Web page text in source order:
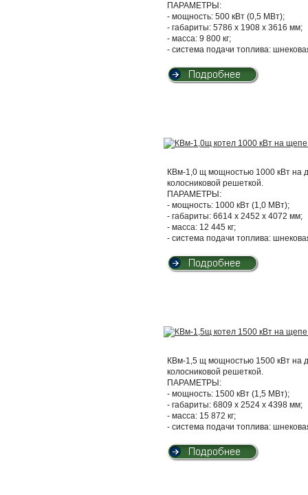
ПАРАМЕТРЫ:
- мощность: 500 кВт (0,5 МВт);
- габариты: 5786 х 1908 х 3616 мм;
- масса: 9 800 кг;
- система подачи топлива:
КВм-1,0 щ мощностью 1000 кВт на
колосниковой решеткой.
ПАРАМЕТРЫ:
- мощность: 1000 кВт (1,0 МВт);
- габариты: 6614 х 2452 х 4072 мм;
- масса: 12 445 кг;
- система подачи топлива:
КВм-1,5 щ мощностью 1500 кВт на
колосниковой решеткой.
ПАРАМЕТРЫ:
- мощность: 1500 кВт (1,5 МВт);
- габариты: 6809 х 2524 х 4398 мм;
- масса: 15 872 кг;
- система подачи топлива: